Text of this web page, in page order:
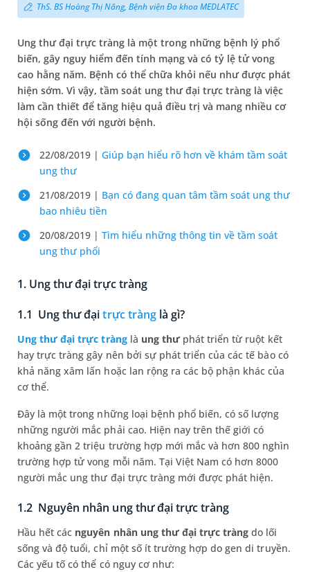
ThS. BS Hoàng Thị Năng, Bệnh viện Đa khoa MEDLATEC
Ung thư đại trực tràng là một trong những bệnh lý phổ
biến, gây nguy hiểm đến tính mạng và có tỷ lệ tử vong
cao hằng năm. Bệnh có thể chữa khỏi nếu như được phát
hiện sớm. Vì vậy, tầm soát ung thư đại trực tràng là việc
làm cần thiết để tăng hiệu quả điều trị và mang nhiều cơ
hội sống đến với người bệnh.
22/08/2019 | Giúp bạn hiểu rõ hơn về khám tầm soát
ung thư
21/08/2019 | Bạn có đang quan tâm tầm soát ung thư
bao nhiêu tiền
20/08/2019 | Tìm hiểu những thông tin về tầm soát
ung thư phổi
1. Ung thư đại trực tràng
1.1 Ung thư đạitrực trànglà gì?
Ung thư đại trực trànglà ung thưphát triển từ ruột kết
hay trực tràng gây nên bởi sự phát triển của các tế bào có
khả năng xâm lấn hoặc lan rộng ra các bộ phận khác của
cơ thể.
Đây là một trong những loại bệnh phổ biến, có số lượng
những người mắc phải cao. Hiện nay trên thế giới có
khoảng gần 2 triệu trường hợp mới mắc và hơn 800 nghìn
trường hợp tử vong mỗi năm. Tại Việt Nam có hơn 8000
người mắc ung thư đại trực tràng mới được phát hiện.
1.2 Nguyên nhân ung thư đại trực tràng
Hầu hết các nguyên nhân ung thư đại trực tràng do lối
sống và độ tuổi, chỉ một số ít trường hợp do gen di truyền.
Các yếu tố có thể có nguy cơ như: